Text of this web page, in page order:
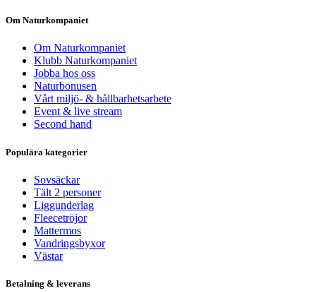
Om Naturkompaniet
Om Naturkompaniet
Klubb Naturkompaniet
Jobba hos oss
Naturbonusen
Vårt miljö- & hållbarhetsarbete
Event & live stream
Second hand
Populära kategorier
Sovsäckar
Tält 2 personer
Liggunderlag
Fleecetröjor
Mattermos
Vandringsbyxor
Västar
Betalning & leverans